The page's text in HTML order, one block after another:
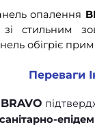
опалення
стильним
обігріє
Переваги
BRAVO
санітарно-